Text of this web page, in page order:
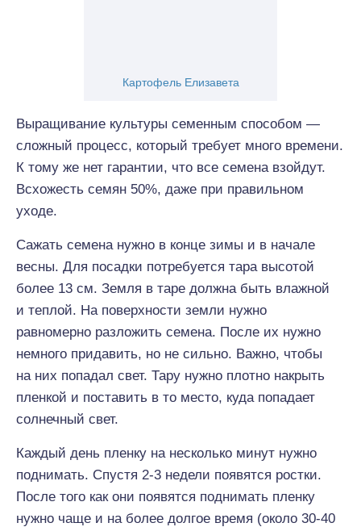
Картофель Елизавета
Выращивание культуры семенным способом —
сложный процесс, который требует много времени.
К тому же нет гарантии, что все семена взойдут.
Всхожесть семян 50%, даже при правильном
уходе.
Сажать семена нужно в конце зимы и в начале
весны. Для посадки потребуется тара высотой
более 13 см. Земля в таре должна быть влажной
и теплой. На поверхности земли нужно
равномерно разложить семена. После их нужно
немного придавить, но не сильно. Важно, чтобы
на них попадал свет. Тару нужно плотно накрыть
пленкой и поставить в то место, куда попадает
солнечный свет.
Каждый день пленку на несколько минут нужно
поднимать. Спустя 2-3 недели появятся ростки.
После того как они появятся поднимать пленку
нужно чаще и на более долгое время (около 30-40